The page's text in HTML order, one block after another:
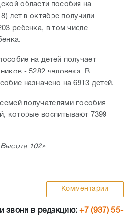
области пособия на
лет в октябре получили
ребенка, в том числе
на детей получает
- 5282 человека. В
назначено на 6913 детей.
получателями пособия
которые воспитывают 7399
102»
Комментарии
звони в редакцию: +7 (937) 55-